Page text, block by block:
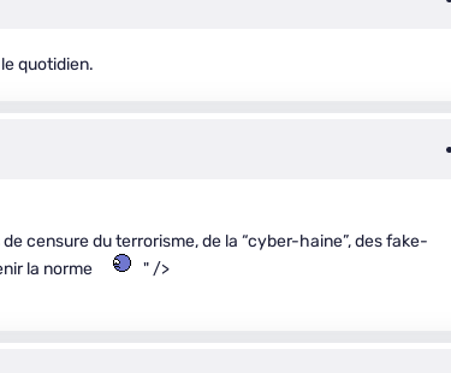
quotidien.
censure du terrorisme, de la “cyber-haine”, des fake-
la norme
" />